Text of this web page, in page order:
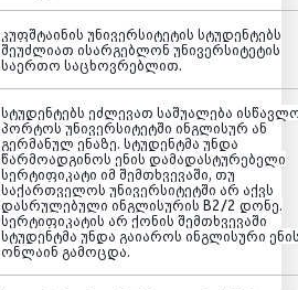
კუფშტაინის უნივერსიტეტის სტუდენტებს
შეუძლიათ ისარგებლონ უნივერსიტეტის
საერთო საცხოვრებლით.
სტუდენტებს ეძლევათ საშუალება
პორტოსუნივერსიტეტში ინგლისურ ან
გერმანულ ენაზე. სტუდენტმა უნდა
წარმოადგინოს ენის დამადასტურებელი
სერტიფიკატი იმ შემთხვევაში, თუ
საქართველოს უნივერსიტეტში არ აქვს
დასრულებული ინგლისურის B2/2 დონე.
სერტიფიკატის არ ქონის შემთხვევაში
სტუდენტმა უნდა გაიაროს ინგლისური
ონლაინ გამოცდა.